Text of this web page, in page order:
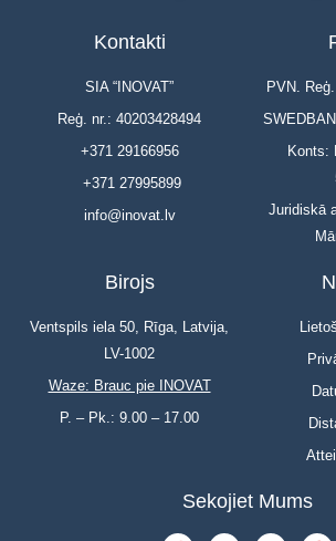
Kontakti
SIA “INOVAT”
Reģ. nr.: 40203428494
+371 29166956
+371 27995899
info@inovat.lv
PVN.
Konts:
Juridiskā
Birojs
Ventspils iela 50, Rīga, Latvija,
LV-1002
Waze: Brauc pie INOVAT
P. – Pk.: 9.00 – 17.00
Sekojiet Mums